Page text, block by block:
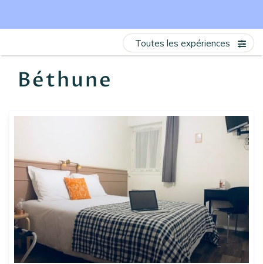
Béthune
Toutes les expériences